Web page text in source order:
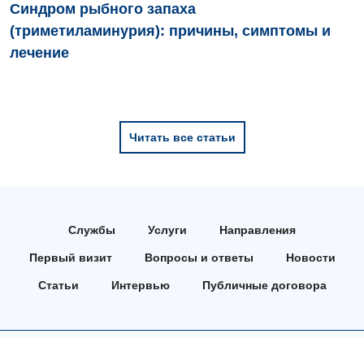
Синдром рыбного запаха
(триметиламинурия): причины, симптомы и
лечение
Читать все статьи
Службы Услуги Направления
Первый визит Вопросы и ответы Новости
Статьи Интервью Публичные договора